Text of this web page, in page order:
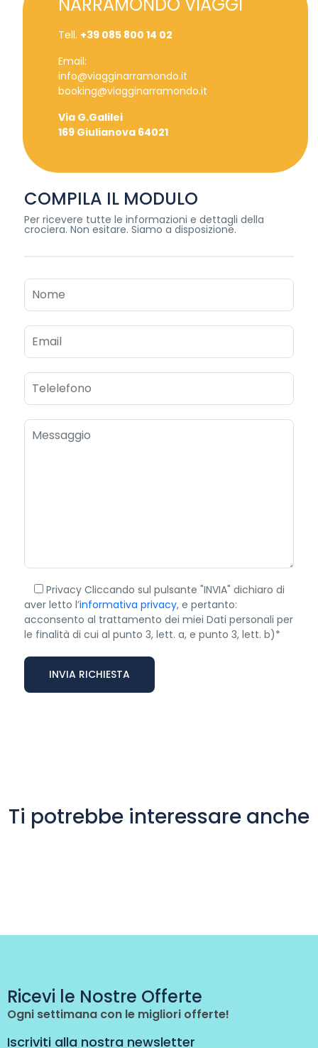
Tell. +39 085 800 14 02
Email:
info@viagginarramondo.it
booking@viagginarramondo.it
Via G.Galilei
169 Giulianova 64021
COMPILA IL MODULO
Per ricevere tutte le informazioni e dettagli della
crociera. Non esitare. Siamo a disposizione.
Privacy Cliccando sul pulsante "INVIA" dichiaro di
aver letto l’informativa privacy, e pertanto:
acconsento al trattamento dei miei Dati personali per
le finalità di cui al punto 3, lett. a, e punto 3, lett. b)*
Ti potrebbe interessare anche
Ricevi le Nostre Offerte
Ogni settimana con le migliori offerte!
Iscriviti alla nostra newsletter